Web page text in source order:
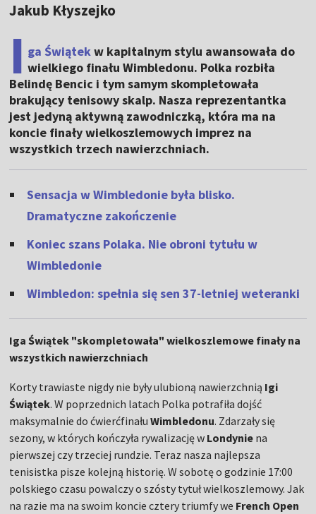
Jakub Kłyszejko
I ga Świątekw kapitalnym stylu awansowała do
wielkiego finału Wimbledonu. Polka rozbiła
Belindę Bencic i tym samym skompletowała
brakujący tenisowy skalp. Nasza reprezentantka
jest jedyną aktywną zawodniczką, która ma na
koncie finały wielkoszlemowych imprez na
wszystkich trzech nawierzchniach.
Sensacja w Wimbledonie była blisko.
Dramatyczne zakończenie
Koniec szans Polaka. Nie obroni tytułu w
Wimbledonie
Wimbledon: spełnia się sen 37-letniej weteranki
Iga Świątek "skompletowała" wielkoszlemowe finały na
wszystkich nawierzchniach
Korty trawiaste nigdy nie były ulubioną nawierzchnią Igi
Świątek. W poprzednich latach Polka potrafiła dojść
maksymalnie do ćwierćfinałuWimbledonu. Zdarzały się
sezony, w których kończyła rywalizację w Londynie na
pierwszej czy trzeciej rundzie. Teraz nasza najlepsza
tenisistka pisze kolejną historię. W sobotę o godzinie 17:00
polskiego czasu powalczy o szósty tytuł wielkoszlemowy. Jak
na razie ma na swoim koncie cztery triumfy we French Open